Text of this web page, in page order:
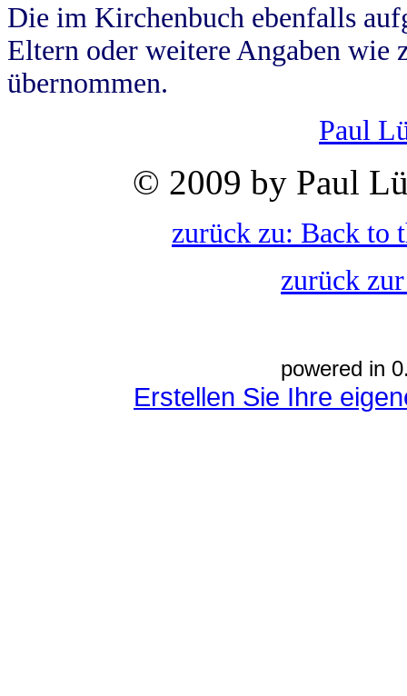
Die im Kirchenbuch ebenfalls
Eltern oder weitere Angaben wie
übernommen.
Paul
© 2009 by Paul
zurück zu: Back to
zurück
powered in
Erstellen Sie Ihre